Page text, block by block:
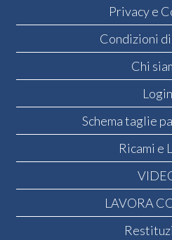
Privacy e
Condizioni
Chi
Login
Schema taglie
Ricami e
LAVORA